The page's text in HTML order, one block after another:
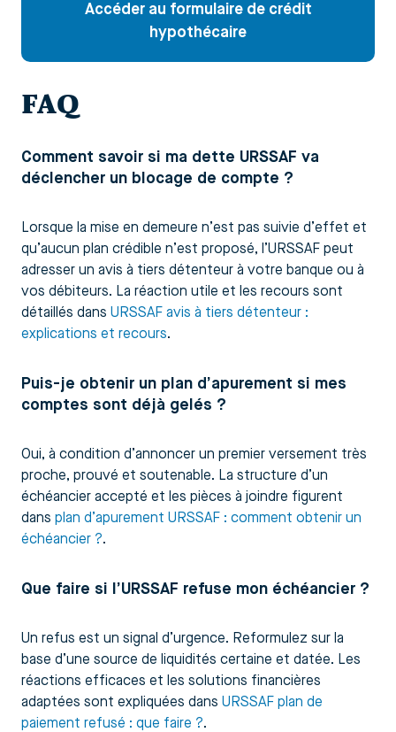
Accéder au formulaire de crédit
hypothécaire
FAQ
Comment savoir si ma dette URSSAF va
déclencher un blocage de compte ?
Lorsque la mise en demeure n’est pas suivie d’effet et
qu’aucun plan crédible n’est proposé, l’URSSAF peut
adresser un avis à tiers détenteur à votre banque ou à
vos débiteurs. La réaction utile et les recours sont
détaillés dans URSSAF avis à tiers détenteur :
explications et recours.
Puis-je obtenir un plan d’apurement si mes
comptes sont déjà gelés ?
Oui, à condition d’annoncer un premier versement très
proche, prouvé et soutenable. La structure d’un
échéancier accepté et les pièces à joindre figurent
dans plan d’apurement URSSAF : comment obtenir un
échéancier ?.
Que faire si l’URSSAF refuse mon échéancier ?
Un refus est un signal d’urgence. Reformulez sur la
base d’une source de liquidités certaine et datée. Les
réactions efficaces et les solutions financières
adaptées sont expliquées dans URSSAF plan de
paiement refusé : que faire ?.